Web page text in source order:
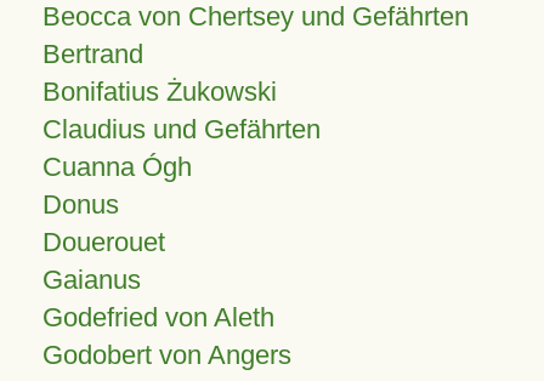
Beocca von Chertsey und Gefährten
Bertrand
Bonifatius Żukowski
Claudius und Gefährten
Cuanna Ógh
Donus
Douerouet
Gaianus
Godefried von Aleth
Godobert von Angers